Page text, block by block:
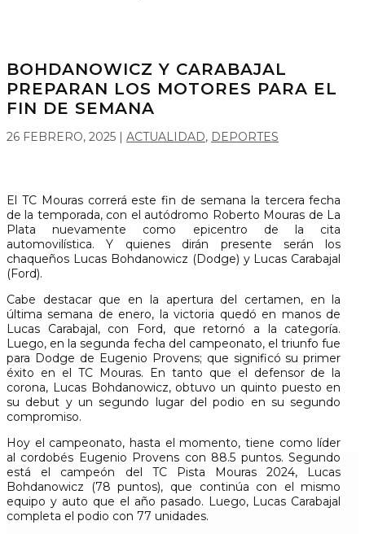
BOHDANOWICZ Y CARABAJAL
PREPARAN LOS MOTORES PARA EL
FIN DE SEMANA
26 FEBRERO, 2025 | ACTUALIDAD, DEPORTES
El TC Mouras correrá este fin de semana la tercera fecha
de la temporada, con el autódromo Roberto Mouras de La
Plata nuevamente como epicentro de la cita
automovilística. Y quienes dirán presente serán los
chaqueños Lucas Bohdanowicz (Dodge) y Lucas Carabajal
(Ford).
Cabe destacar que en la apertura del certamen, en la
última semana de enero, la victoria quedó en manos de
Lucas Carabajal, con Ford, que retornó a la categoría.
Luego, en la segunda fecha del campeonato, el triunfo fue
para Dodge de Eugenio Provens; que significó su primer
éxito en el TC Mouras. En tanto que el defensor de la
corona, Lucas Bohdanowicz, obtuvo un quinto puesto en
su debut y un segundo lugar del podio en su segundo
compromiso.
Hoy el campeonato, hasta el momento, tiene como líder
al cordobés Eugenio Provens con 88.5 puntos. Segundo
está el campeón del TC Pista Mouras 2024, Lucas
Bohdanowicz (78 puntos), que continúa con el mismo
equipo y auto que el año pasado. Luego, Lucas Carabajal
completa el podio con 77 unidades.